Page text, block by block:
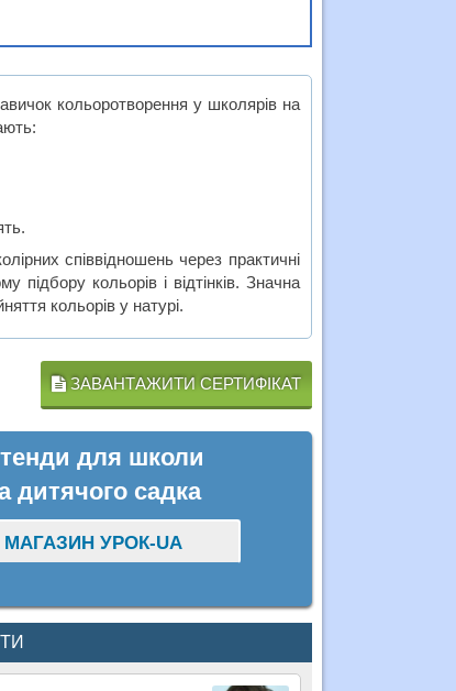
кольоротворення у школярів на
співвідношень через практичні
кольорів і відтінків. Значна
кольорів у натурі.
ЗАВАНТАЖИТИ СЕРТИФІКАТ
для школи
дитячого садка
МАГАЗИН УРОК-UA